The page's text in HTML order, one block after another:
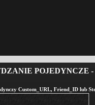
POJEDYNCZE
Custom_URL, Friend_ID lub